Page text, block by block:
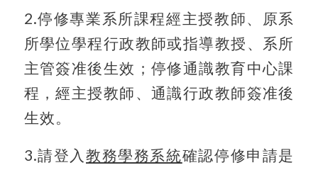
2.停修專業系所課程經主授教師、原系
所學位學程行政教師或指導教授、系所
主管簽准後生效；停修通識教育中心課
程，經主授教師、通識行政教師簽准後
生效。
3.請登入教務學務系統確認停修申請是